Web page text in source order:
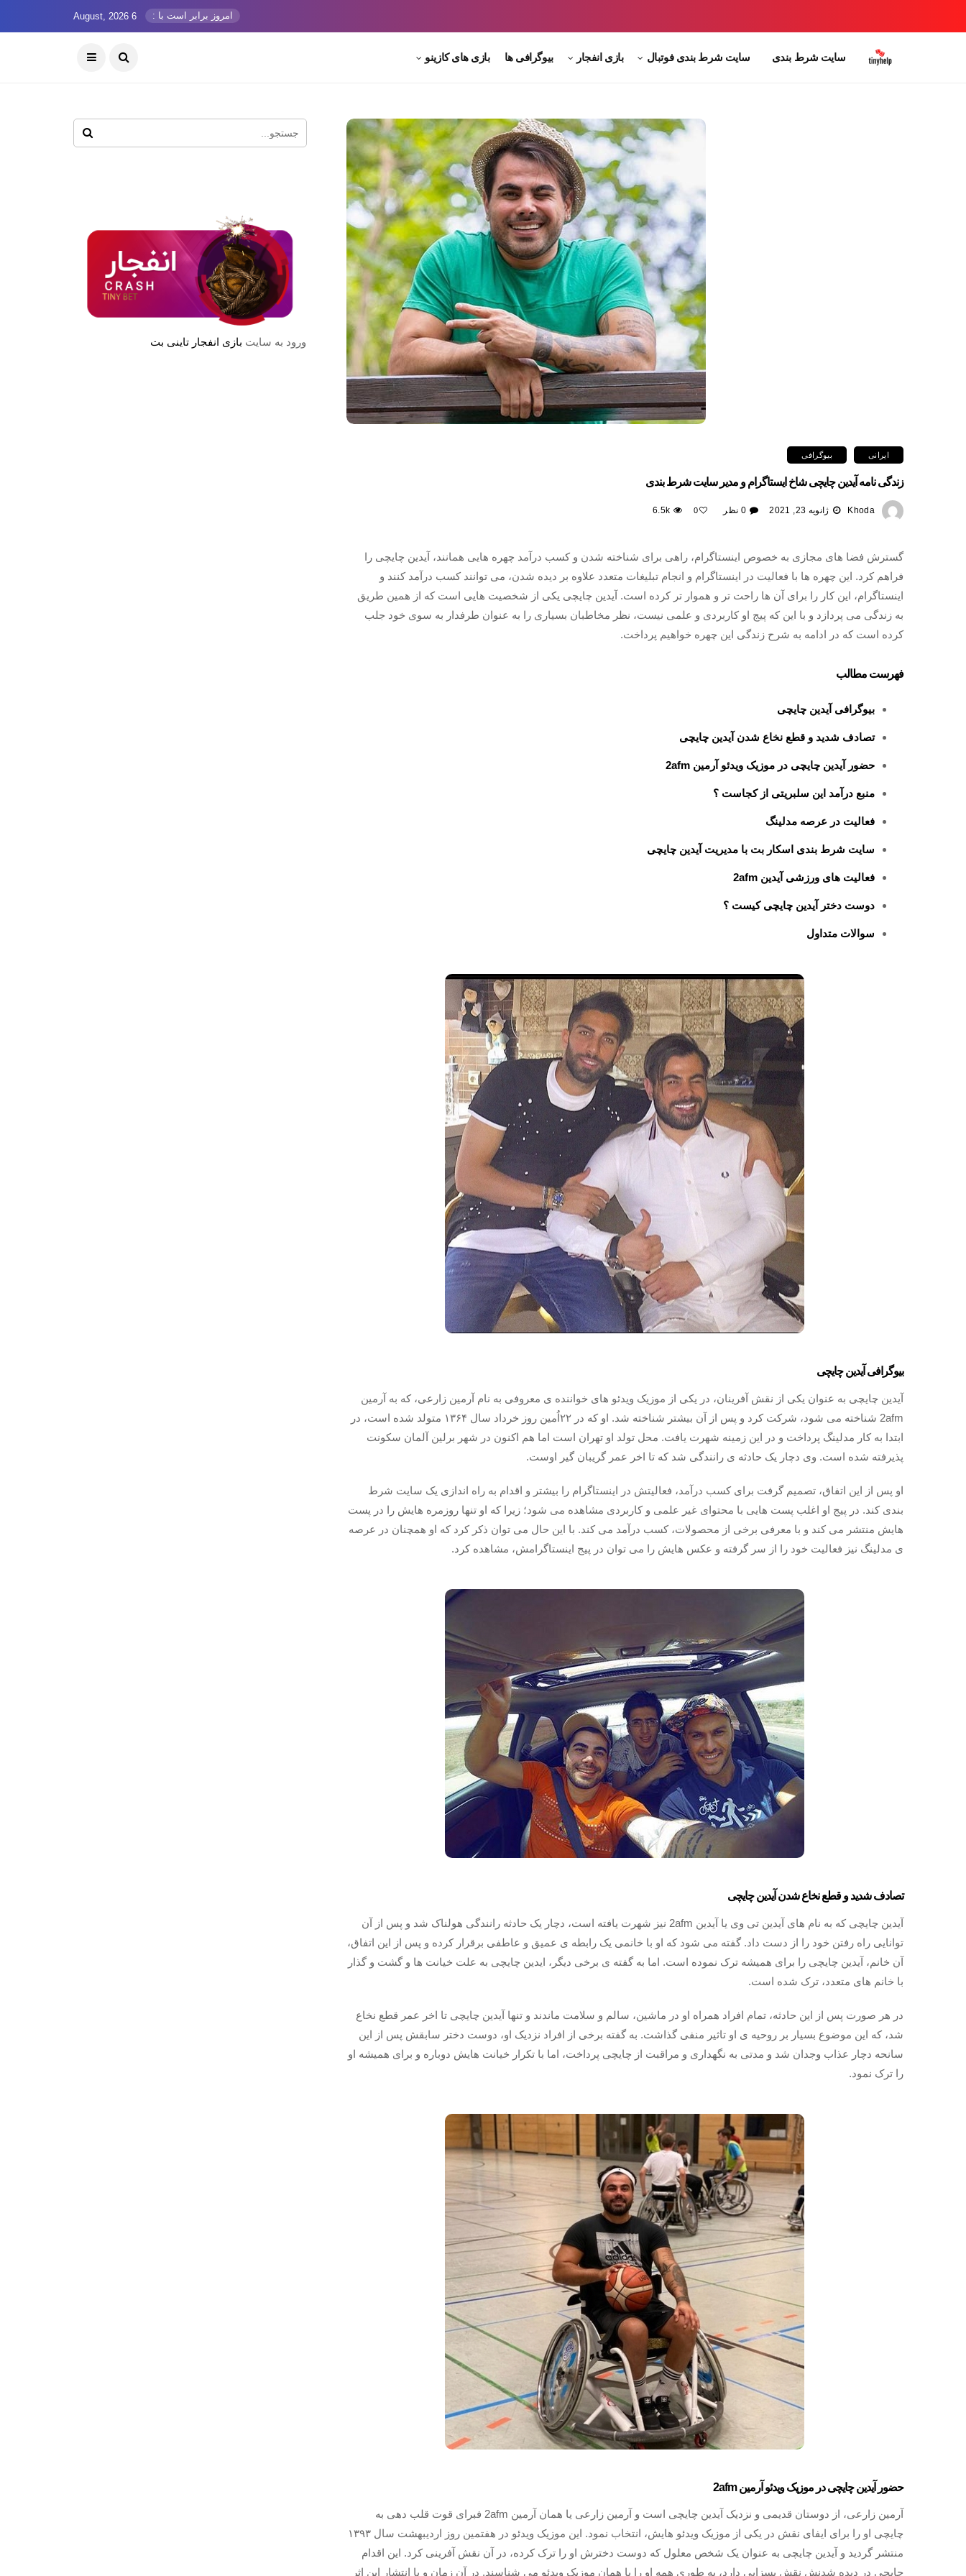
امروز برابر است با : 6 August, 2026
سایت شرط بندی سایت شرط بندی فوتبال بازی انفجار بیوگرافی ها بازی های کازینو
ایرانی بیوگرافی
زندگی نامه آیدین چایچی شاخ ایستاگرام و مدیر سایت شرط بندی
Khoda ژانویه 23, 2021 0 نظر 0
6.5k
گسترش فضا های مجازی به خصوص اینستاگرام، راهی برای شناخته شدن و کسب درآمد چهره هایی همانند، آیدین چایچی را
فراهم کرد. این چهره ها با فعالیت در اینستاگرام و انجام تبلیغات متعدد علاوه بر دیده شدن، می توانند کسب درآمد کنند و
اینستاگرام، این کار را برای آن ها راحت تر و هموار تر کرده است. آیدین چایچی یکی از شخصیت هایی است که از همین طریق
به زندگی می پردازد و با این که پیج او کاربردی و علمی نیست، نظر مخاطبان بسیاری را به عنوان طرفدار به سوی خود جلب
کرده است که در ادامه به شرح زندگی این چهره خواهیم پرداخت.
فهرست مطالب
بیوگرافی آیدین چایچی
تصادف شدید و قطع نخاع شدن آیدین چایچی
حضور آیدین چایچی در موزیک ویدئو آرمین 2afm
منبع درآمد این سلبریتی از کجاست ؟
فعالیت در عرصه مدلینگ
سایت شرط بندی اسکار بت با مدیریت آیدین چایچی
فعالیت های ورزشی آیدین 2afm
دوست دختر آیدین چایچی کیست ؟
سوالات متداول
بیوگرافی آیدین چایچی
آیدین چایچی به عنوان یکی از نقش آفرینان، در یکی از موزیک ویدئو های خواننده ی معروفی به نام آرمین زارعی، که به آرمین
2afm شناخته می شود، شرکت کرد و پس از آن بیشتر شناخته شد. او که در ۲۲اُمین روز خرداد سال ۱۳۶۴ متولد شده است، در
ابتدا به کار مدلینگ پرداخت و در این زمینه شهرت یافت. محل تولد او تهران است اما هم اکنون در شهر برلین آلمان سکونت
پذیرفته شده است. وی دچار یک حادثه ی رانندگی شد که تا اخر عمر گریبان گیر اوست.
او پس از این اتفاق، تصمیم گرفت برای کسب درآمد، فعالیتش در اینستاگرام را بیشتر و اقدام به راه اندازی یک سایت شرط
بندی کند. در پیج او اغلب پست هایی با محتوای غیر علمی و کاربردی مشاهده می شود؛ زیرا که او تنها روزمره هایش را در پست
هایش منتشر می کند و با معرفی برخی از محصولات، کسب درآمد می کند. با این حال می توان ذکر کرد که او همچنان در عرصه
ی مدلینگ نیز فعالیت خود را از سر گرفته و عکس هایش را می توان در پیج اینستاگرامش، مشاهده کرد.
تصادف شدید و قطع نخاع شدن آیدین چایچی
آیدین چایچی که به نام های آیدین تی وی یا آیدین 2afm نیز شهرت یافته است، دچار یک حادثه رانندگی هولناک شد و پس از آن
توانایی راه رفتن خود را از دست داد. گفته می شود که او با خانمی یک رابطه ی عمیق و عاطفی برقرار کرده و پس از این اتفاق،
آن خانم، آیدین چایچی را برای همیشه ترک نموده است. اما به گفته ی برخی دیگر، ایدین چایچی به علت خیانت ها و گشت و گذار
با خانم های متعدد، ترک شده است.
در هر صورت پس از این حادثه، تمام افراد همراه او در ماشین، سالم و سلامت ماندند و تنها آیدین چایچی تا اخر عمر قطع نخاع
شد، که این موضوع بسیار بر روحیه ی او تاثیر منفی گذاشت. به گفته برخی از افراد نزدیک او، دوست دختر سابقش پس از این
سانحه دچار عذاب وجدان شد و مدتی به نگهداری و مراقبت از چایچی پرداخت، اما با تکرار خیانت هایش دوباره و برای همیشه او
را ترک نمود.
حضور آیدین چایچی در موزیک ویدئو آرمین 2afm
آرمین زارعی، از دوستان قدیمی و نزدیک آیدین چایچی است و آرمین زارعی یا همان آرمین 2afm فبرای قوت قلب دهی به
چایچی او را برای ایفای نقش در یکی از موزیک ویدئو هایش، انتخاب نمود. این موزیک ویدئو در هفتمین روز اردیبهشت سال ۱۳۹۳
منتشر گردید و آیدین چایچی به عنوان یک شخص معلول که دوست دخترش او را ترک کرده، در آن نقش آفرینی کرد. این اقدام
چایچی در دیده شدنش نقش بسزایی دارد، به طوری همه او را با همان موزیک ویدئو می شناسند. در آن زمان و با انتشار این اثر
ورود به سایت بازی انفجار تاینی بت